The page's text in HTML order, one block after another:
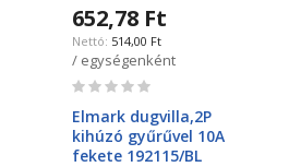
652,78 Ft
514,00 Ft
/ egységenként
Rating:
Elmark dugvilla,2P
kihúzó gyűrűvel 10A
fekete 192115/BL